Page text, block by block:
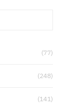
(77)
(248)
(141)